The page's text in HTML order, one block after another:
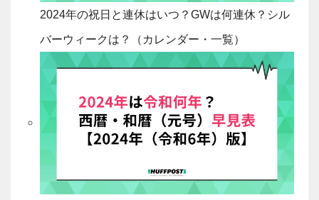
2024年の祝日と連休はいつ？GWは何連休？シル
バーウィークは？（カレンダー・一覧）